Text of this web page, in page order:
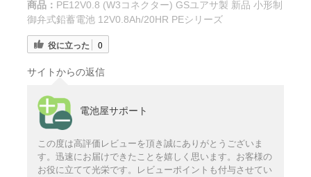
商品： PE12V0.8 (W3コネクター) GSユアサ製 新品 小形制
御弁式鉛蓄電池 12V0.8Ah/20HR PEシリーズ
役に立った 0
サイトからの返信
電池屋サポート
この度は高評価レビューを頂き誠にありがとうございま
す。迅速にお届けできたことを嬉しく思います。お客様の
お役に立てて光栄です。レビューポイントも付与させてい